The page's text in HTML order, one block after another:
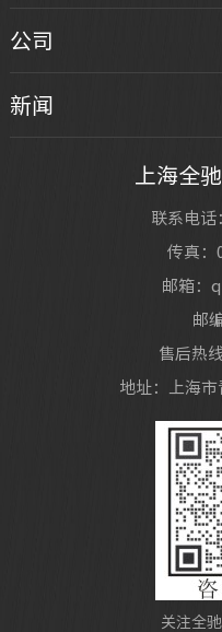
04
2020/08
公司有着十
发明专利，
智能制造应
公司有着十
有着十余年
专利...
公司
新闻
上海全
联系电话
传真：
邮箱：
邮
售后热
地址：上海市
关注全